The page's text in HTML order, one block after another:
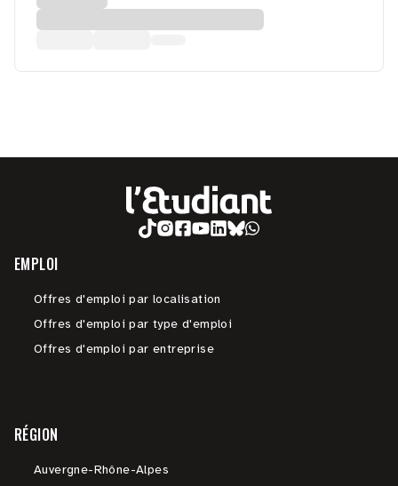
EMPLOI
Offres d'emploi par localisation
Offres d'emploi par type d'emploi
Offres d'emploi par entreprise
RÉGION
Auvergne-Rhône-Alpes